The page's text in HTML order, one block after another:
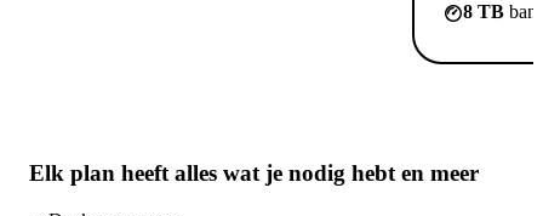
8 TB
Elk plan heeft alles wat je nodig hebt en meer